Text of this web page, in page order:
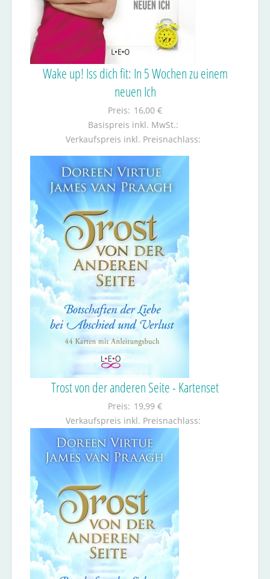
Wake up! Iss dich fit: In 5 Wochen zu einem
neuen Ich
Preis: 16,00 €
Basispreis inkl. MwSt.:
Verkaufspreis inkl. Preisnachlass:
Trost von der anderen Seite - Kartenset
Preis: 19,99 €
Verkaufspreis inkl. Preisnachlass: